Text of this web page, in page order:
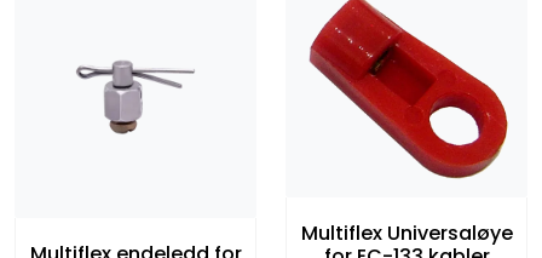
Multiflex Universaløye